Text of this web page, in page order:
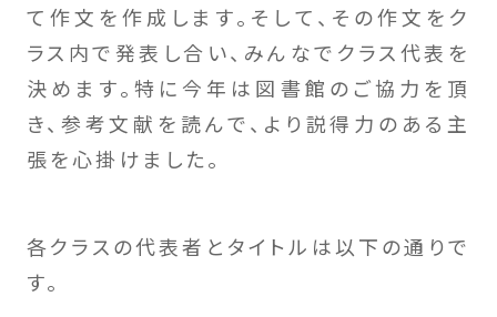
て作文を作成します。そして、その作文をク
ラス内で発表し合い、みんなでクラス代表を
決めます。特に今年は図書館のご協力を頂
き、参考文献を読んで、より説得力のある主
張を心掛けました。
各クラスの代表者とタイトルは以下の通りで
す。